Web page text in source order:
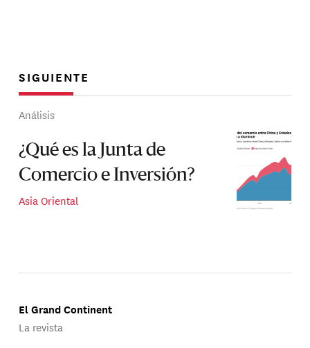
SIGUIENTE
Análisis
¿Qué es la Junta de
Comercio e Inversión?
Asia Oriental
El Grand Continent
La revista